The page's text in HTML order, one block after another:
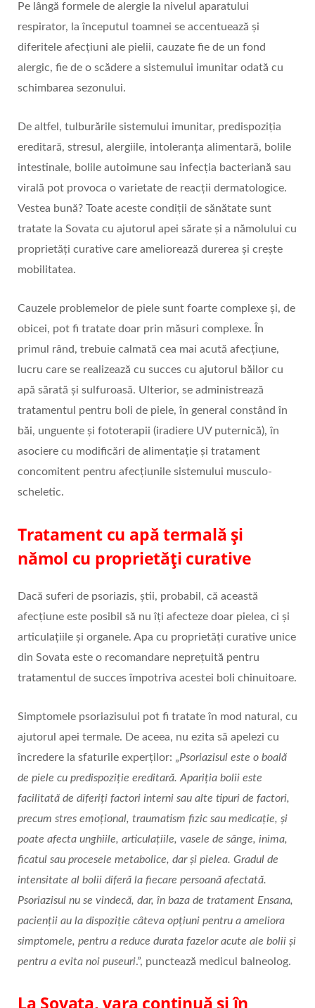
Pe lângă formele de alergie la nivelul aparatului
respirator, la începutul toamnei se accentuează și
diferitele afecțiuni ale pielii, cauzate fie de un fond
alergic, fie de o scădere a sistemului imunitar odată cu
schimbarea sezonului.
De altfel, tulburările sistemului imunitar, predispoziția
ereditară, stresul, alergiile, intoleranța alimentară, bolile
intestinale, bolile autoimune sau infecția bacteriană sau
virală pot provoca o varietate de reacții dermatologice.
Vestea bună? Toate aceste condiții de sănătate sunt
tratate la Sovata cu ajutorul apei sărate și a nămolului cu
proprietăți curative care ameliorează durerea și crește
mobilitatea.
Cauzele problemelor de piele sunt foarte complexe și, de
obicei, pot fi tratate doar prin măsuri complexe. În
primul rând, trebuie calmată cea mai acută afecțiune,
lucru care se realizează cu succes cu ajutorul băilor cu
apă sărată și sulfuroasă. Ulterior, se administrează
tratamentul pentru boli de piele, în general constând în
băi, unguente și fototerapii (iradiere UV puternică), în
asociere cu modificări de alimentație și tratament
concomitent pentru afecțiunile sistemului musculo-
scheletic.
Tratament cu apă termală și
nămol cu proprietăți curative
Dacă suferi de psoriazis, știi, probabil, că această
afecțiune este posibil să nu îți afecteze doar pielea, ci și
articulațiile și organele. Apa cu proprietăți curative unice
din Sovata este o recomandare neprețuită pentru
tratamentul de succes împotriva acestei boli chinuitoare.
Simptomele psoriazisului pot fi tratate în mod natural, cu
ajutorul apei termale. De aceea, nu ezita să apelezi cu
încredere la sfaturile experților: „Psoriazisul este o boală
de piele cu predispoziție ereditară. Apariția bolii este
facilitată de diferiți factori interni sau alte tipuri de factori,
precum stres emoțional, traumatism fizic sau medicație, și
poate afecta unghiile, articulațiile, vasele de sânge, inima,
ficatul sau procesele metabolice, dar și pielea. Gradul de
intensitate al bolii diferă la fiecare persoană afectată.
Psoriazisul nu se vindecă, dar, în baza de tratament Ensana,
pacienții au la dispoziție câteva opțiuni pentru a ameliora
simptomele, pentru a reduce durata fazelor acute ale bolii și
pentru a evita noi puseuri.”, punctează medicul balneolog.
La Sovata, vara continuă și în